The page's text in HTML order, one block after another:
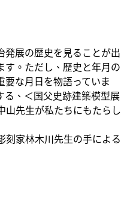
発展の歴史を見ることが出
す。ただし、歴史と年月の
な月日を物語っていま
る、＜国父史跡建築模型展
山先生が私たちにもたらし
刻家林木川先生の手による